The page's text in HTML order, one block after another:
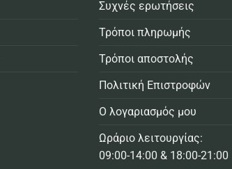
Συχνές ερωτήσεις
Τρόποι πληρωμής
Τρόποι αποστολής
Πολιτική Επιστροφών
Ο λογαριασμός μου
Ωράριο λειτουργίας:
09:00-14:00 & 18:00-21:00